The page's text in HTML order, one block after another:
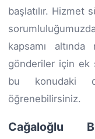
başlatılır. Hizmet
kapsamı
gönderiler için ek
bu konudaki
öğrenebilirsiniz.
Cağaloğlu